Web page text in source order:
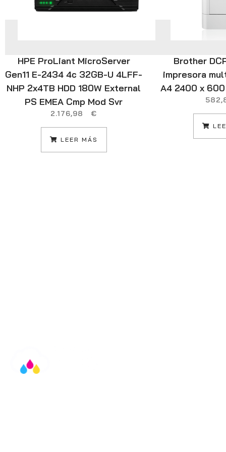
HPE ProLiant MicroServer
Gen11 E-2434 4c 32GB-U 4LFF-
NHP 2x4TB HDD 180W External
PS EMEA Cmp Mod Svr
2.176,98 €
LEER MÁS
Brother
impresora
A4 2400 x 600